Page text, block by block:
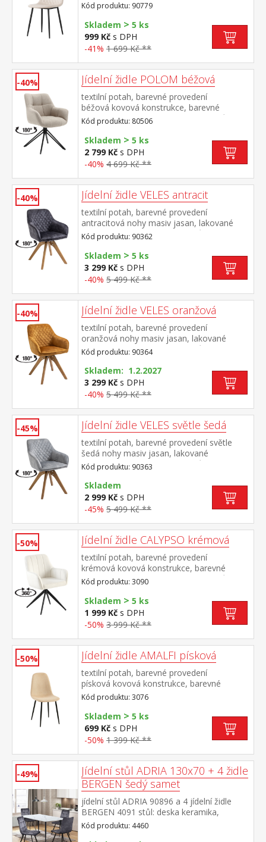
provedení černá výška sedu 48
cm doporučená nosnost do 120 kg
Kód produktu: 90779
Skladem > 5 ks
999 Kč s DPH
-41% 1 699 Kč **
-40% Jídelní židle POLOM béžová
textilní potah, barevné provedení
béžová kovová konstrukce, barevné
provedení černá otočná o 180 stupňů výška
sedu 50 cm doporučená nosnost do 120 kg
Kód produktu: 80506
Skladem > 5 ks
2 799 Kč s DPH
-40% 4 699 Kč **
-40% Jídelní židle VELES antracit
textilní potah, barevné provedení
antracitová nohy masiv jasan, lakované
provedení otočná o 180 stupňů výška sedu
47 cm doporučená nosnost do 120 kg
Kód produktu: 90362
Skladem > 5 ks
3 299 Kč s DPH
-40% 5 499 Kč **
-40% Jídelní židle VELES oranžová
textilní potah, barevné provedení
oranžová nohy masiv jasan, lakované
provedení otočná o 180 stupňů výška sedu
47 cm doporučená nosnost do 120 kg
Kód produktu: 90364
Skladem: 1.2.2027
3 299 Kč s DPH
-40% 5 499 Kč **
-45% Jídelní židle VELES světle šedá
textilní potah, barevné provedení světle
šedá nohy masiv jasan, lakované
provedení otočná o 180 stupňů výška sedu
47 cm doporučená nosnost do 120 kg
Kód produktu: 90363
Skladem
2 999 Kč s DPH
-45% 5 499 Kč **
-50% Jídelní židle CALYPSO krémová
textilní potah, barevné provedení
krémová kovová konstrukce, barevné
provedení černá otočná o 360 stupňů
Kód produktu: 3090
Skladem > 5 ks
1 999 Kč s DPH
-50% 3 999 Kč **
-50% Jídelní židle AMALFI písková
textilní potah, barevné provedení
písková kovová konstrukce, barevné
provedení černá
Kód produktu: 3076
Skladem > 5 ks
699 Kč s DPH
-50% 1 399 Kč **
-49%
Jídelní stůl ADRIA 130x70 + 4 židle
BERGEN šedý samet
jídelní stůl ADRIA 90896 a 4 jídelní židle
BERGEN 4091 stůl: deska keramika,
barevné provedení imitace
mramoru kovová konstrukce, barevné
Kód produktu: 4460